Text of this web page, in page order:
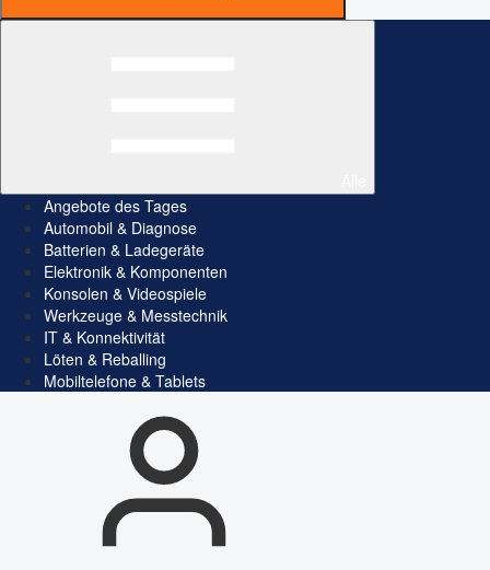
Angebote des Tages
Automobil & Diagnose
Batterien & Ladegeräte
Elektronik & Komponenten
Konsolen & Videospiele
Werkzeuge & Messtechnik
IT & Konnektivität
Löten & Reballing
Mobiltelefone & Tablets